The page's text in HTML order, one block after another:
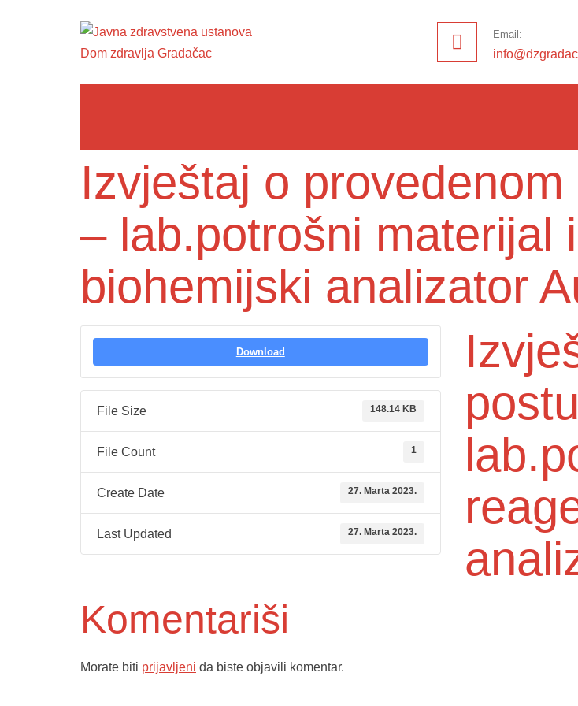
Email:
Izvještaj o
– lab.potrošni materijal
biohemijski analizator
Download
File Size 148.14 KB
File Count 1
Create Date 27. Marta 2023.
Last Updated 27. Marta 2023.
Komentariši
Morate biti prijavljeni da biste objavili komentar.